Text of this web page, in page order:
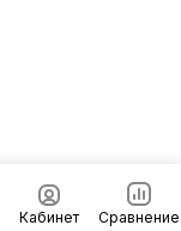
Кабинет Сравнение